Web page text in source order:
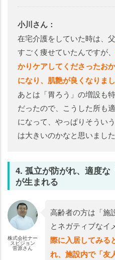
小川さん：
在宅介護をしていた時は、
すごく痩せていたんですが、
かりケアしてくださったお
になり、肌艶が良くなりま
あとは「胃ろう」の増設も
だったので、こうした所も
になって、やっぱりそうい
は大きいのかなと思いました
4. 孤立が防がれ、適度な
が生まれる
株式会社ナー
スビジョン
菅原さん
高齢者の方は「施
とネガティブなイ
際に入居してみる
れ、施設内で「友